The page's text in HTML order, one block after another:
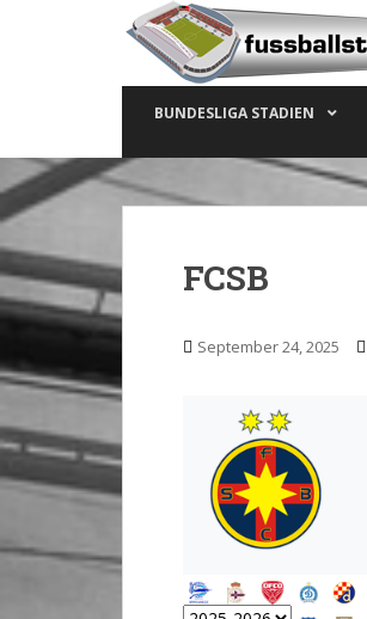
n
o
t
n
t
BUNDESLIGA STADIEN
FCSB
September 24, 2025